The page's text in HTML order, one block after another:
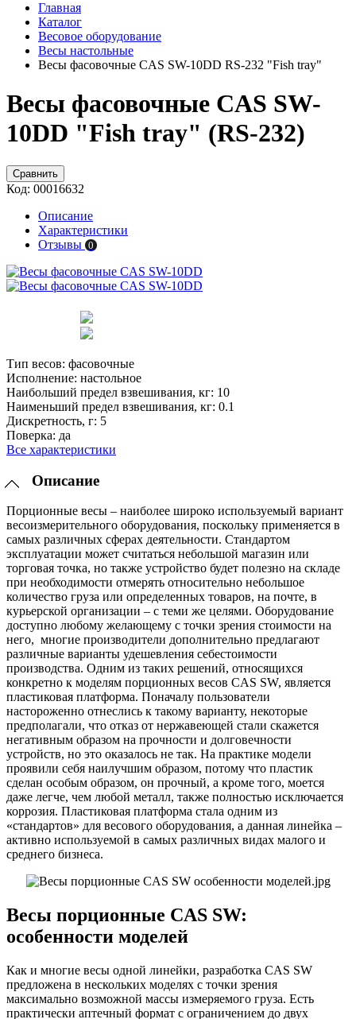
Главная
Каталог
Весовое оборудование
Весы настольные
Весы фасовочные CAS SW-10DD RS-232 "Fish tray"
Весы фасовочные CAS SW-
10DD "Fish tray" (RS-232)
Сравнить
Код: 00016632
Описание
Характеристики
Отзывы 0
Тип весов: фасовочные
Исполнение: настольное
Наибольший предел взвешивания, кг: 10
Наименьший предел взвешивания, кг: 0.1
Дискретность, г: 5
Поверка: да
Все характеристики
Описание
Порционные весы – наиболее широко используемый вариант
весоизмерительного оборудования, поскольку применяется в
самых различных сферах деятельности. Стандартом
эксплуатации может считаться небольшой магазин или
торговая точка, но также устройство будет полезно на складе
при необходимости отмерять относительно небольшое
количество груза или определенных товаров, на почте, в
курьерской организации – с теми же целями. Оборудование
доступно любому желающему с точки зрения стоимости на
него, многие производители дополнительно предлагают
различные варианты удешевления себестоимости
производства. Одним из таких решений, относящихся
конкретно к моделям порционных весов CAS SW, является
пластиковая платформа. Поначалу пользователи
настороженно отнеслись к такому варианту, некоторые
предполагали, что отказ от нержавеющей стали скажется
негативным образом на прочности и долговечности
устройств, но это оказалось не так. На практике модели
проявили себя наилучшим образом, потому что пластик
сделан особым образом, он прочный, а кроме того, моется
даже легче, чем любой металл, также полностью исключается
коррозия. Пластиковая платформа стала одним из
«стандартов» для весового оборудования, а данная линейка –
активно используемой в самых различных видах малого и
среднего бизнеса.
Весы порционные CAS SW:
особенности моделей
Как и многие весы одной линейки, разработка CAS SW
предложена в нескольких моделях с точки зрения
максимально возможной массы измеряемого груза. Есть
практически аптечный формат с ограничением до двух